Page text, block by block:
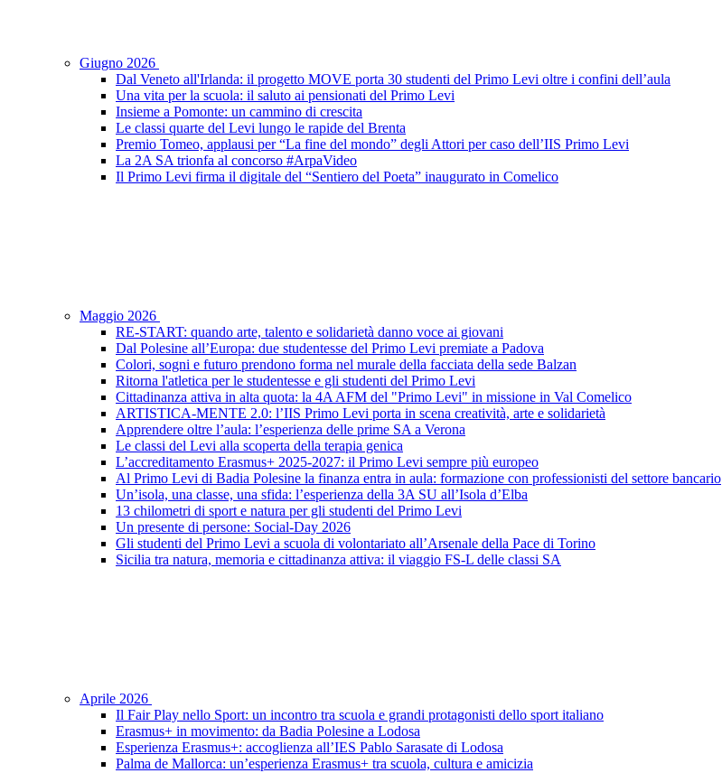
Giugno 2026
Dal Veneto all'Irlanda: il progetto MOVE porta 30 studenti del Primo Levi oltre i confini dell’aula
Una vita per la scuola: il saluto ai pensionati del Primo Levi
Insieme a Pomonte: un cammino di crescita
Le classi quarte del Levi lungo le rapide del Brenta
Premio Tomeo, applausi per “La fine del mondo” degli Attori per caso dell’IIS Primo Levi
La 2A SA trionfa al concorso #ArpaVideo
Il Primo Levi firma il digitale del “Sentiero del Poeta” inaugurato in Comelico
Maggio 2026
RE-START: quando arte, talento e solidarietà danno voce ai giovani
Dal Polesine all’Europa: due studentesse del Primo Levi premiate a Padova
Colori, sogni e futuro prendono forma nel murale della facciata della sede Balzan
Ritorna l'atletica per le studentesse e gli studenti del Primo Levi
Cittadinanza attiva in alta quota: la 4A AFM del "Primo Levi" in missione in Val Comelico
ARTISTICA-MENTE 2.0: l’IIS Primo Levi porta in scena creatività, arte e solidarietà
Apprendere oltre l’aula: l’esperienza delle prime SA a Verona
Le classi del Levi alla scoperta della terapia genica
L’accreditamento Erasmus+ 2025-2027: il Primo Levi sempre più europeo
Al Primo Levi di Badia Polesine la finanza entra in aula: formazione con professionisti del settore bancario
Un’isola, una classe, una sfida: l’esperienza della 3A SU all’Isola d’Elba
13 chilometri di sport e natura per gli studenti del Primo Levi
Un presente di persone: Social-Day 2026
Gli studenti del Primo Levi a scuola di volontariato all’Arsenale della Pace di Torino
Sicilia tra natura, memoria e cittadinanza attiva: il viaggio FS-L delle classi SA
Aprile 2026
Il Fair Play nello Sport: un incontro tra scuola e grandi protagonisti dello sport italiano
Erasmus+ in movimento: da Badia Polesine a Lodosa
Esperienza Erasmus+: accoglienza all’IES Pablo Sarasate di Lodosa
Palma de Mallorca: un’esperienza Erasmus+ tra scuola, cultura e amicizia